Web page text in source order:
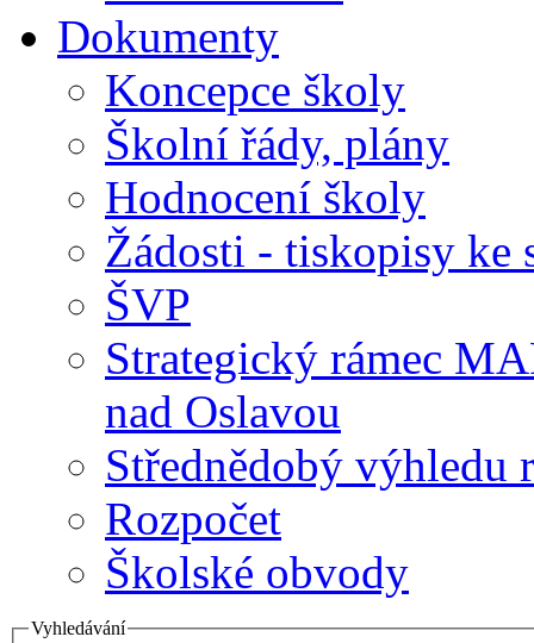
Dokumenty
Koncepce školy
Školní řády, plány
Hodnocení školy
Žádosti - tiskopisy ke
ŠVP
Strategický rámec
nad Oslavou
Střednědobý výhledu
Rozpočet
Školské obvody
Vyhledávání